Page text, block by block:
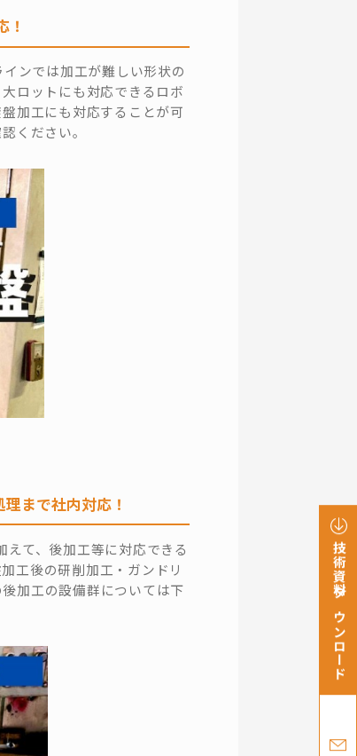
技術資料ダウンロード
！
ンでは加工が難しい形状の
ロットにも対応できるロボ
加工にも対応することが可
ください。
まで社内対応！
て、後加工等に対応できる
工後の研削加工・ガンドリ
加工の設備群については下